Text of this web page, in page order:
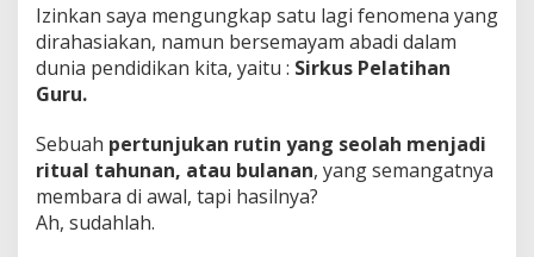
Izinkan saya mengungkap satu lagi fenomena yang
dirahasiakan, namun bersemayam abadi dalam
dunia pendidikan kita, yaitu : Sirkus Pelatihan
Guru.
Sebuah pertunjukan rutin yang seolah menjadi
ritual tahunan, atau bulanan, yang semangatnya
membara di awal, tapi hasilnya?
Ah, sudahlah.